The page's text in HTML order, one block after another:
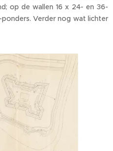
op de wallen 16 x 24- en 36-
Verder nog wat lichter